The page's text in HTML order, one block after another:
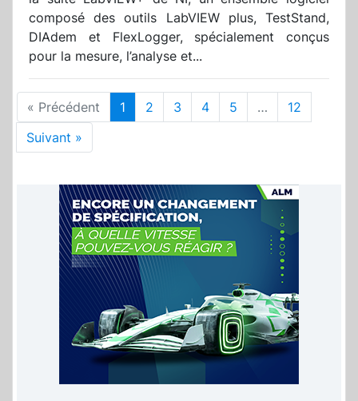
composé des outils LabVIEW plus, TestStand,
DIAdem et FlexLogger, spécialement conçus
pour la mesure, l’analyse et...
« Précédent 1 2 3 4 5 …
12
Suivant »